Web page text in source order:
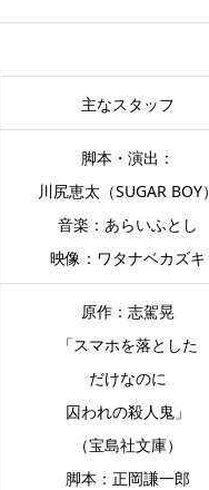
主なスタッフ
脚本・演出：
川尻恵太（SUGAR BOY）
音楽：あらいふとし
映像：ワタナベカズキ
原作：志駕晃
「スマホを落とした
だけなのに
囚われの殺人鬼」
（宝島社文庫）
脚本：正岡謙一郎